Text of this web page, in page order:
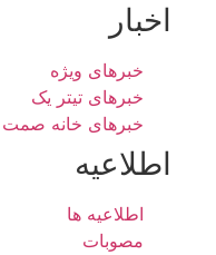
اخبار
خبرهای ویژه
خبرهای تیتر یک
خبرهای خانه صمت
اطلاعیه
اطلاعیه ها
مصوبات